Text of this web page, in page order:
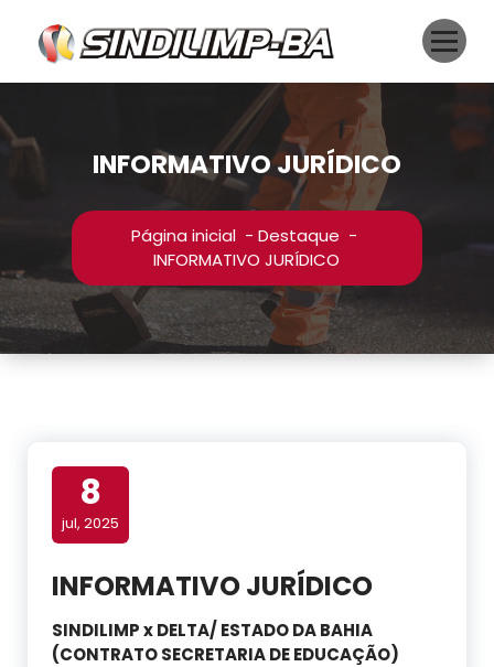
conteúdo
INFORMATIVO JURÍDICO
Página inicial -Destaque -
INFORMATIVO JURÍDICO
8
jul, 2025
INFORMATIVO JURÍDICO
SINDILIMP x DELTA/ ESTADO DA BAHIA
(CONTRATO SECRETARIA DE EDUCAÇÃO)